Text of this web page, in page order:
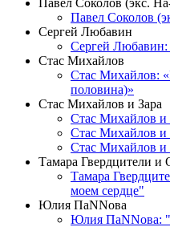
Павел Соколов (экс.
Павел Соколов
Сергей Любавин
Сергей Любавин:
Стас Михайлов
Стас Михайлов:
половина)»
Стас Михайлов и Зара
Стас Михайлов и
Стас Михайлов и
Стас Михайлов и
Тамара Гвердцители и
Тамара
моем сердце"
Юлия ПаNNова
Юлия ПаNNова: